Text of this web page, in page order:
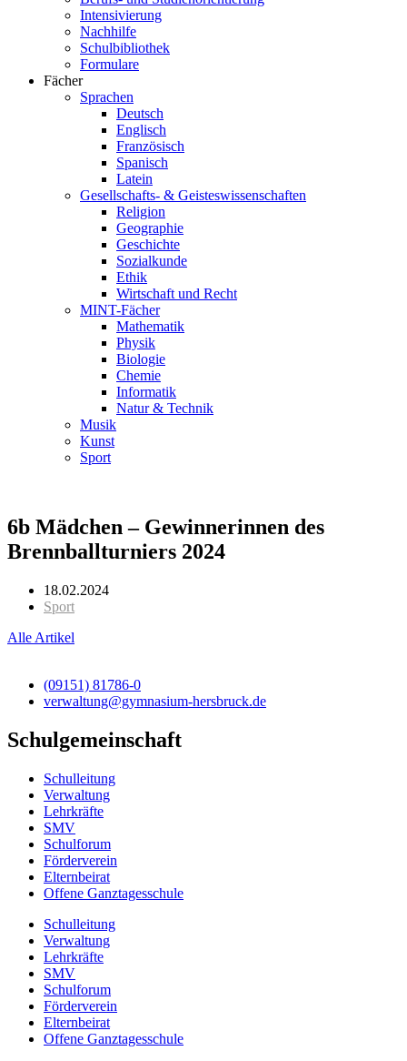
Intensivierung
Nachhilfe
Schulbibliothek
Formulare
Fächer
Sprachen
Deutsch
Englisch
Französisch
Spanisch
Latein
Gesellschafts- & Geisteswissenschaften
Religion
Geographie
Geschichte
Sozialkunde
Ethik
Wirtschaft und Recht
MINT-Fächer
Mathematik
Physik
Biologie
Chemie
Informatik
Natur & Technik
Musik
Kunst
Sport
6b Mädchen – Gewinnerinnen des
Brennballturniers 2024
18.02.2024
Sport
Alle Artikel
(09151) 81786-0
verwaltung@gymnasium-hersbruck.de
Schulgemeinschaft
Schulleitung
Verwaltung
Lehrkräfte
SMV
Schulforum
Förderverein
Elternbeirat
Offene Ganztagesschule
Schulleitung
Verwaltung
Lehrkräfte
SMV
Schulforum
Förderverein
Elternbeirat
Offene Ganztagesschule